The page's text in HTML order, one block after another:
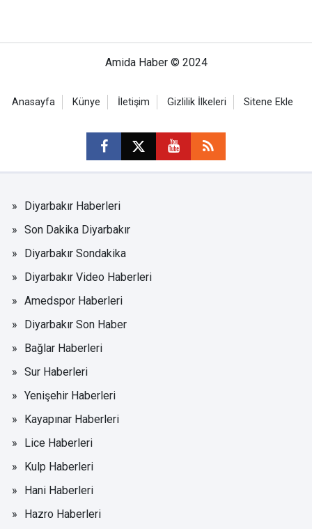
Amida Haber © 2024
Anasayfa Künye İletişim Gizlilik İlkeleri Sitene Ekle
Diyarbakır Haberleri
Son Dakika Diyarbakır
Diyarbakır Sondakika
Diyarbakır Video Haberleri
Amedspor Haberleri
Diyarbakır Son Haber
Bağlar Haberleri
Sur Haberleri
Yenişehir Haberleri
Kayapınar Haberleri
Lice Haberleri
Kulp Haberleri
Hani Haberleri
Hazro Haberleri